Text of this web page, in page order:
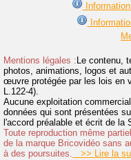
Mentions légales : Le contenu,
photos, animations, logos et
œuvre protégée par les lois en
L.122-4).
Aucune exploitation
données qui sont présentées
l'accord préalable et écrit de la
Toute reproduction même
de la marque Bricovidéo sans
à des poursuites. >> Lire la